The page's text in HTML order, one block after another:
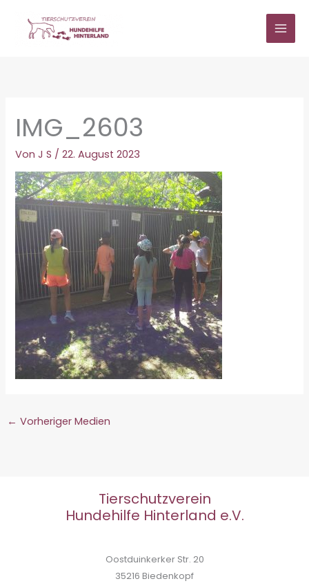
springen
IMG_2603
VonJ S /22. August 2023
← Vorheriger Medien
Tierschutzverein
Hundehilfe Hinterland e.V.
Oostduinkerker Str. 20
35216 Biedenkopf